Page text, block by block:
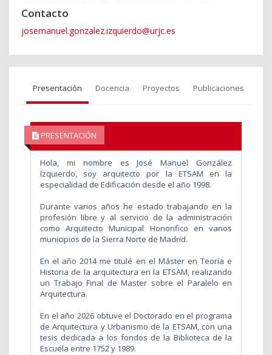
Contacto
josemanuel.gonzalez.izquierdo@urjc.es
Presentación Docencia Proyectos Publicaciones
PRESENTACIÓN
Hola, mi nombre es José Manuel González
Izquierdo, soy arquitecto por la ETSAM en la
especialidad de Edificación desde el año 1998.
Durante varios años he estado trabajando en la
profesión libre y al servicio de la administración
como Arquitecto Municipal Honorifico en varios
municipios de la Sierra Norte de Madrid.
En el año 2014 me titulé en el Máster en Teoría e
Historia de la arquitectura en la ETSAM, realizando
un Trabajo Final de Master sobre el Paralelo en
Arquitectura.
En el año 2026 obtuve el Doctorado en el programa
de Arquitectura y Urbanismo de la ETSAM, con una
tesis dedicada a los fondos de la Biblioteca de la
Escuela entre 1752 y 1989.